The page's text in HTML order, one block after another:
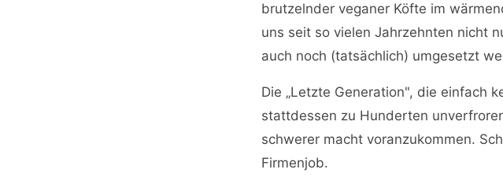
brutzelnder veganer Köfte im
uns seit so vielen Jahrzehnten nicht
auch noch (tatsächlich) umgesetzt
Die „Letzte Generation", die einfach
stattdessen zu Hunderten
schwerer macht voranzukommen.
Firmenjob.